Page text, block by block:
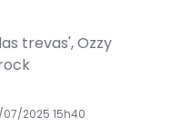
trevas', Ozzy
07/2025 15h40